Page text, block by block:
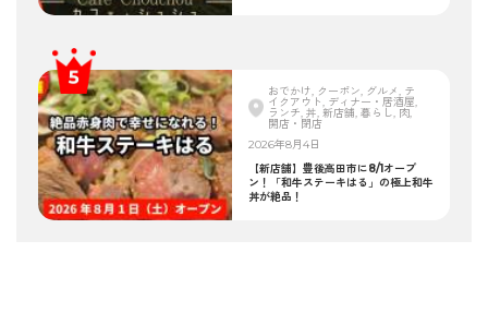
おでかけ, クーポン, グルメ, テ
イクアウト, ディナー・居酒屋,
ランチ, 丼, 新店舗, 暮らし, 肉,
開店・閉店
2026年8月4日
【新店舗】豊後高田市に8/1オープ
ン！「和牛ステーキはる」の極上和牛
丼が絶品！